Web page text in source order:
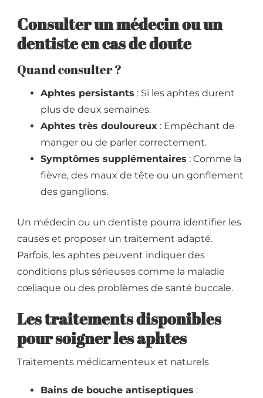
Consulter un médecin ou un
dentiste en cas de doute
Quand consulter ?
Aphtes persistants : Si les aphtes durent
plus de deux semaines.
Aphtes très douloureux : Empêchant de
manger ou de parler correctement.
Symptômes supplémentaires : Comme la
fièvre, des maux de tête ou un gonflement
des ganglions.
Un médecin ou un dentiste pourra identifier les
causes et proposer un traitement adapté.
Parfois, les aphtes peuvent indiquer des
conditions plus sérieuses comme la maladie
cœliaque ou des problèmes de santé buccale.
Les traitements disponibles
pour soigner les aphtes
Traitements médicamenteux et naturels
Bains de bouche antiseptiques :